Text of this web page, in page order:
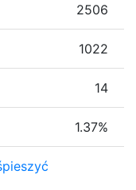
2506
1022
14
1.37%